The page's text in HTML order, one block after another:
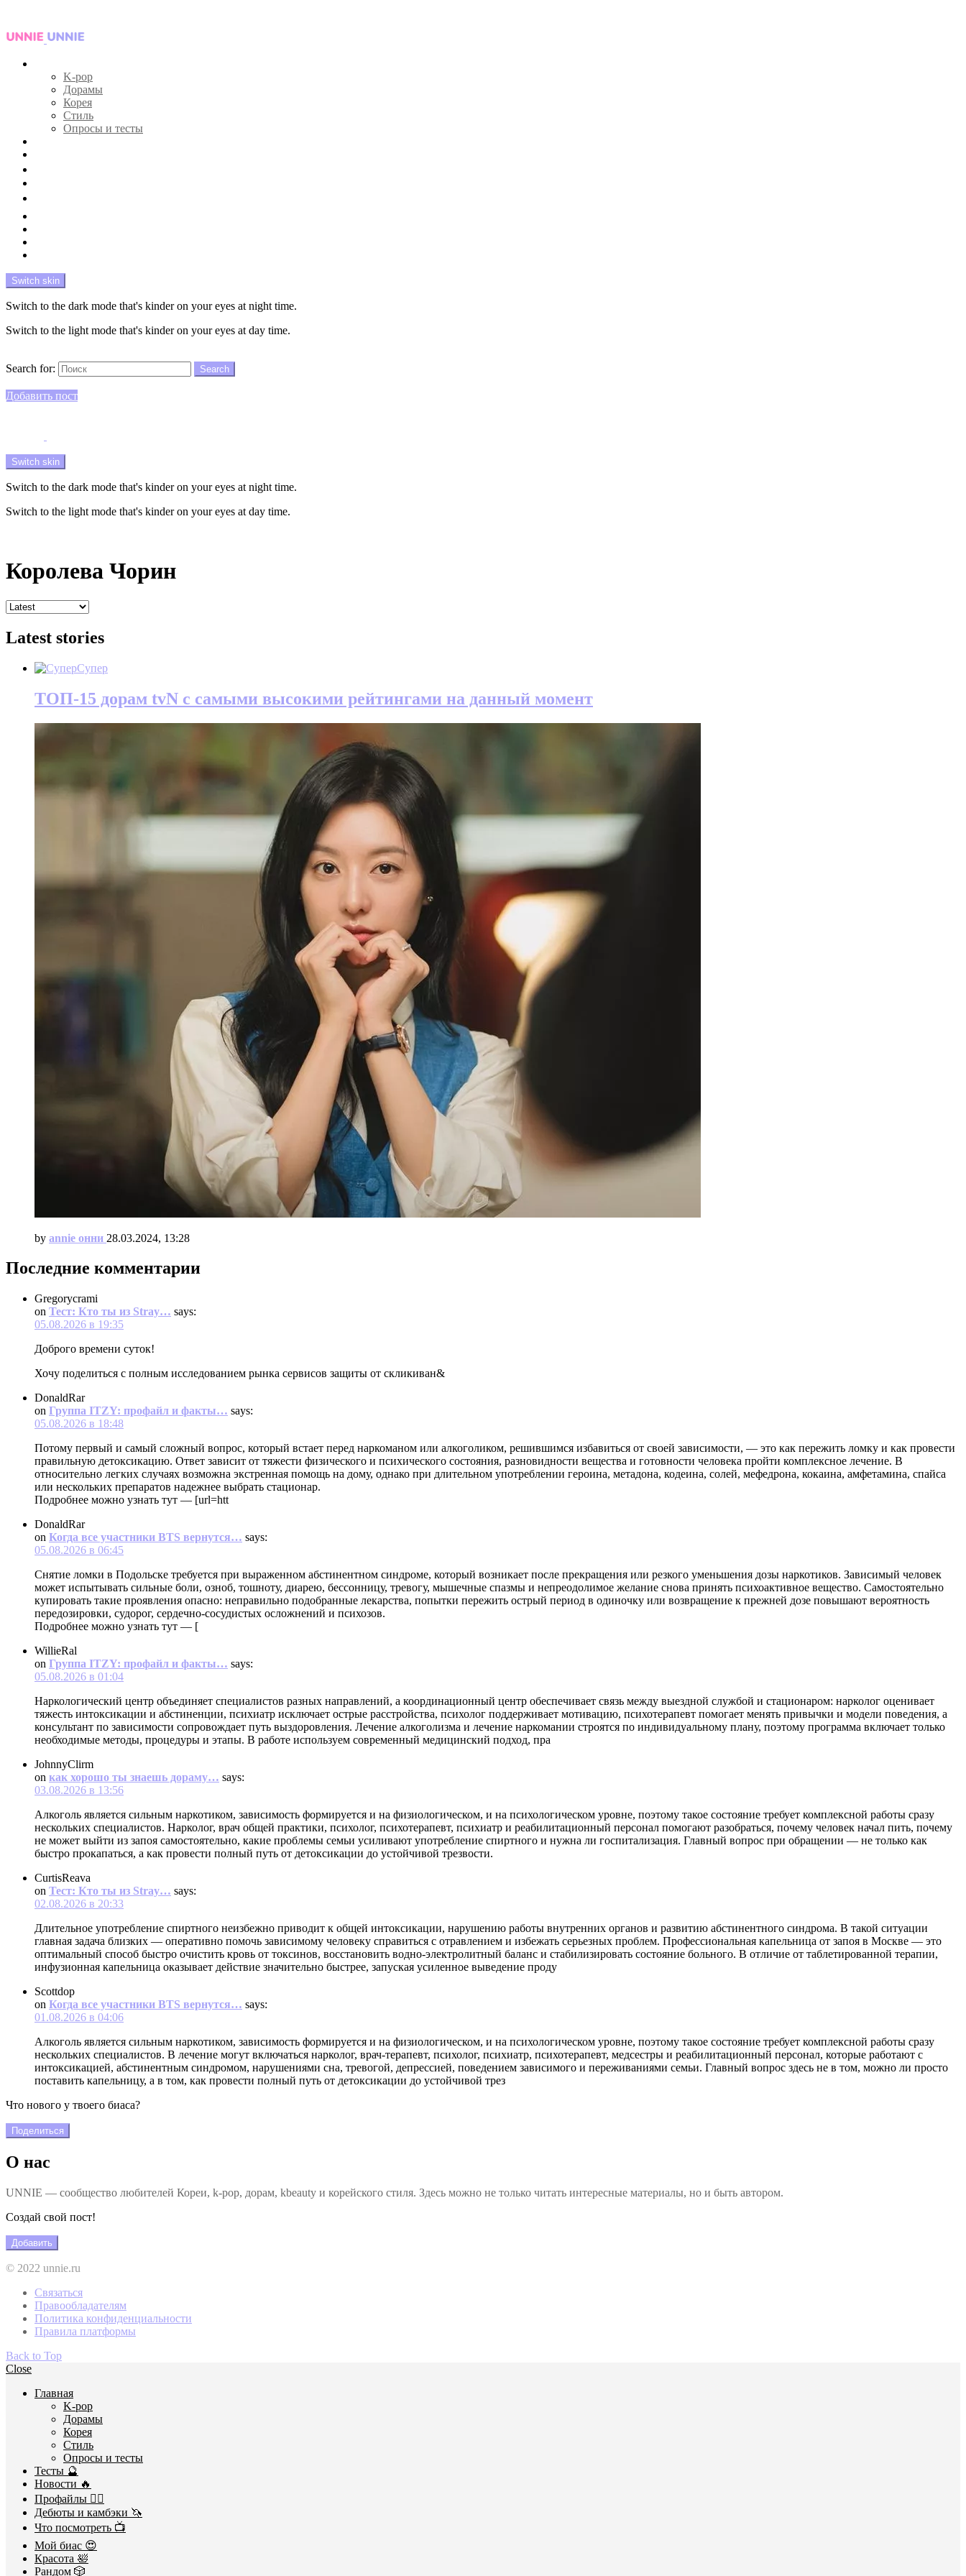
K-pop
Дорамы
Корея
Стиль
Опросы и тесты
Switch skin
Switch to the dark mode that's kinder on your eyes at night time.
Switch to the light mode that's kinder on your eyes at day time.
Search for:
Search
Добавить пост
Switch skin
Switch to the dark mode that's kinder on your eyes at night time.
Switch to the light mode that's kinder on your eyes at day time.
Королева Чорин
Latest stories
Супер
ТОП-15 дорам tvN с самыми высокими рейтингами на данный момент
by annie онни 28.03.2024, 13:28
Последние комментарии
Gregorycrami
on Тест: Кто ты из Stray… says:
05.08.2026 в 19:35
Доброго времени суток!
Хочу поделиться с полным исследованием рынка сервисов защиты от скликиван&
DonaldRar
on Группа ITZY: профайл и факты… says:
05.08.2026 в 18:48
Потому первый и самый сложный вопрос, который встает перед наркоманом или алкоголиком, решившимся избавиться от своей зависимости, — это как пережить ломку и как провести
правильную детоксикацию. Ответ зависит от тяжести физического и психического состояния, разновидности вещества и готовности человека пройти комплексное лечение. В
относительно легких случаях возможна экстренная помощь на дому, однако при длительном употреблении героина, метадона, кодеина, солей, мефедрона, кокаина, амфетамина, спайса
или нескольких препаратов надежнее выбрать стационар.
Подробнее можно узнать тут — [url=htt
DonaldRar
on Когда все участники BTS вернутся… says:
05.08.2026 в 06:45
Снятие ломки в Подольске требуется при выраженном абстинентном синдроме, который возникает после прекращения или резкого уменьшения дозы наркотиков. Зависимый человек
может испытывать сильные боли, озноб, тошноту, диарею, бессонницу, тревогу, мышечные спазмы и непреодолимое желание снова принять психоактивное вещество. Самостоятельно
купировать такие проявления опасно: неправильно подобранные лекарства, попытки пережить острый период в одиночку или возвращение к прежней дозе повышают вероятность
передозировки, судорог, сердечно-сосудистых осложнений и психозов.
Подробнее можно узнать тут — [
WillieRal
on Группа ITZY: профайл и факты… says:
05.08.2026 в 01:04
Наркологический центр объединяет специалистов разных направлений, а координационный центр обеспечивает связь между выездной службой и стационаром: нарколог оценивает
тяжесть интоксикации и абстиненции, психиатр исключает острые расстройства, психолог поддерживает мотивацию, психотерапевт помогает менять привычки и модели поведения, а
консультант по зависимости сопровождает путь выздоровления. Лечение алкоголизма и лечение наркомании строятся по индивидуальному плану, поэтому программа включает только
необходимые методы, процедуры и этапы. В работе используем современный медицинский подход, пра
JohnnyClirm
on как хорошо ты знаешь дораму… says:
03.08.2026 в 13:56
Алкоголь является сильным наркотиком, зависимость формируется и на физиологическом, и на психологическом уровне, поэтому такое состояние требует комплексной работы сразу
нескольких специалистов. Нарколог, врач общей практики, психолог, психотерапевт, психиатр и реабилитационный персонал помогают разобраться, почему человек начал пить, почему
не может выйти из запоя самостоятельно, какие проблемы семьи усиливают употребление спиртного и нужна ли госпитализация. Главный вопрос при обращении — не только как
быстро прокапаться, а как провести полный путь от детоксикации до устойчивой трезвости.
CurtisReava
on Тест: Кто ты из Stray… says:
02.08.2026 в 20:33
Длительное употребление спиртного неизбежно приводит к общей интоксикации, нарушению работы внутренних органов и развитию абстинентного синдрома. В такой ситуации
главная задача близких — оперативно помочь зависимому человеку справиться с отравлением и избежать серьезных проблем. Профессиональная капельница от запоя в Москве — это
оптимальный способ быстро очистить кровь от токсинов, восстановить водно-электролитный баланс и стабилизировать состояние больного. В отличие от таблетированной терапии,
инфузионная капельница оказывает действие значительно быстрее, запуская усиленное выведение проду
Scottdop
on Когда все участники BTS вернутся… says:
01.08.2026 в 04:06
Алкоголь является сильным наркотиком, зависимость формируется и на физиологическом, и на психологическом уровне, поэтому такое состояние требует комплексной работы сразу
нескольких специалистов. В лечение могут включаться нарколог, врач-терапевт, психолог, психиатр, психотерапевт, медсестры и реабилитационный персонал, которые работают с
интоксикацией, абстинентным синдромом, нарушениями сна, тревогой, депрессией, поведением зависимого и переживаниями семьи. Главный вопрос здесь не в том, можно ли просто
поставить капельницу, а в том, как провести полный путь от детоксикации до устойчивой трез
Что нового у твоего биаса?
Поделиться
О нас
UNNIE — сообщество любителей Кореи, k-pop, дорам, kbeauty и корейского стиля. Здесь можно не только читать интересные материалы, но и быть автором.
Создай свой пост!
Добавить
© 2022 unnie.ru
Связаться
Правообладателям
Политика конфиденциальности
Правила платформы
Back to Top
Close
Главная
K-pop
Дорамы
Корея
Стиль
Опросы и тесты
Тесты 🔮
Новости 🔥
Профайлы 🕵️‍♀️
Дебюты и камбэки 🦄
Что посмотреть 📺
Мой биас 😍
Красота 🛀
Рандом 🎲